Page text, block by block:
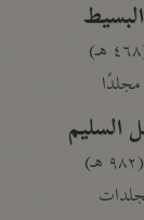
السليم